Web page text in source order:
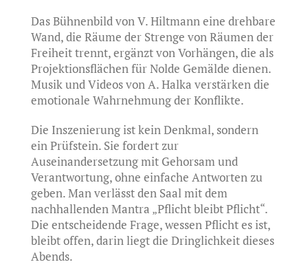
Das Bühnenbild von V. Hiltmann eine drehbare
Wand, die Räume der Strenge von Räumen der
Freiheit trennt, ergänzt von Vorhängen, die als
Projektionsflächen für Nolde Gemälde dienen.
Musik und Videos von A. Halka verstärken die
emotionale Wahrnehmung der Konflikte.
Die Inszenierung ist kein Denkmal, sondern
ein Prüfstein. Sie fordert zur
Auseinandersetzung mit Gehorsam und
Verantwortung, ohne einfache Antworten zu
geben. Man verlässt den Saal mit dem
nachhallenden Mantra „Pflicht bleibt Pflicht“.
Die entscheidende Frage, wessen Pflicht es ist,
bleibt offen, darin liegt die Dringlichkeit dieses
Abends.